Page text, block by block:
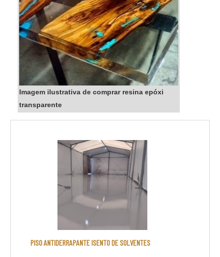
Imagem ilustrativa de comprar resina epóxi
transparente
PISO ANTIDERRAPANTE ISENTO DE SOLVENTES